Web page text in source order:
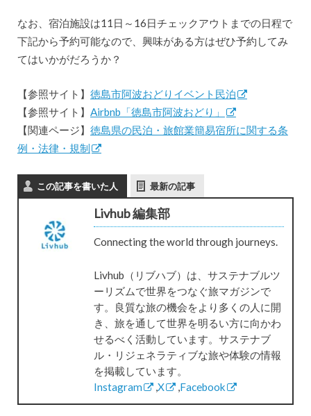
なお、宿泊施設は11日～16日チェックアウトまでの日程で
下記から予約可能なので、興味がある方はぜひ予約してみ
てはいかがだろうか？
【参照サイト】 徳島市阿波おどりイベント民泊
【参照サイト】 Airbnb「徳島市阿波おどり」
【関連ページ】 徳島県の民泊・旅館業簡易宿所に関する条
例・法律・規制
この記事を書いた人 最新の記事
Livhub 編集部
Connecting the world through journeys.
Livhub（リブハブ）は、サステナブルツ
ーリズムで世界をつなぐ旅マガジンで
す。良質な旅の機会をより多くの人に開
き、旅を通して世界を明るい方に向かわ
せるべく活動しています。サステナブ
ル・リジェネラティブな旅や体験の情報
を掲載しています。
Instagram
X Facebook